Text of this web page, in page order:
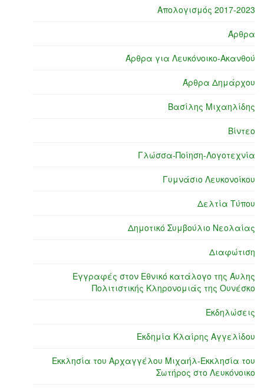
Απολογισμός 2017-2023
Άρθρα
Άρθρα για Λευκόνοικο-Ακανθού
Άρθρα Δημάρχου
Βασίλης Μιχαηλίδης
Βίντεο
Γλώσσα-Ποίηση-Λογοτεχνία
Γυμνάσιο Λευκονοίκου
Δελτία Τύπου
Δημοτικό Συμβούλιο Νεολαίας
Διαφώτιση
Εγγραφές στον Εθνικό κατάλογο της Άυλης
Πολιτιστικής Κληρονομιάς της Ουνέσκο
Εκδηλώσεις
Εκδημία Κλαίρης Αγγελίδου
Εκκλησία του Αρχαγγέλου Μιχαήλ-Εκκλησία του
Σωτήρος στο Λευκόνοικο